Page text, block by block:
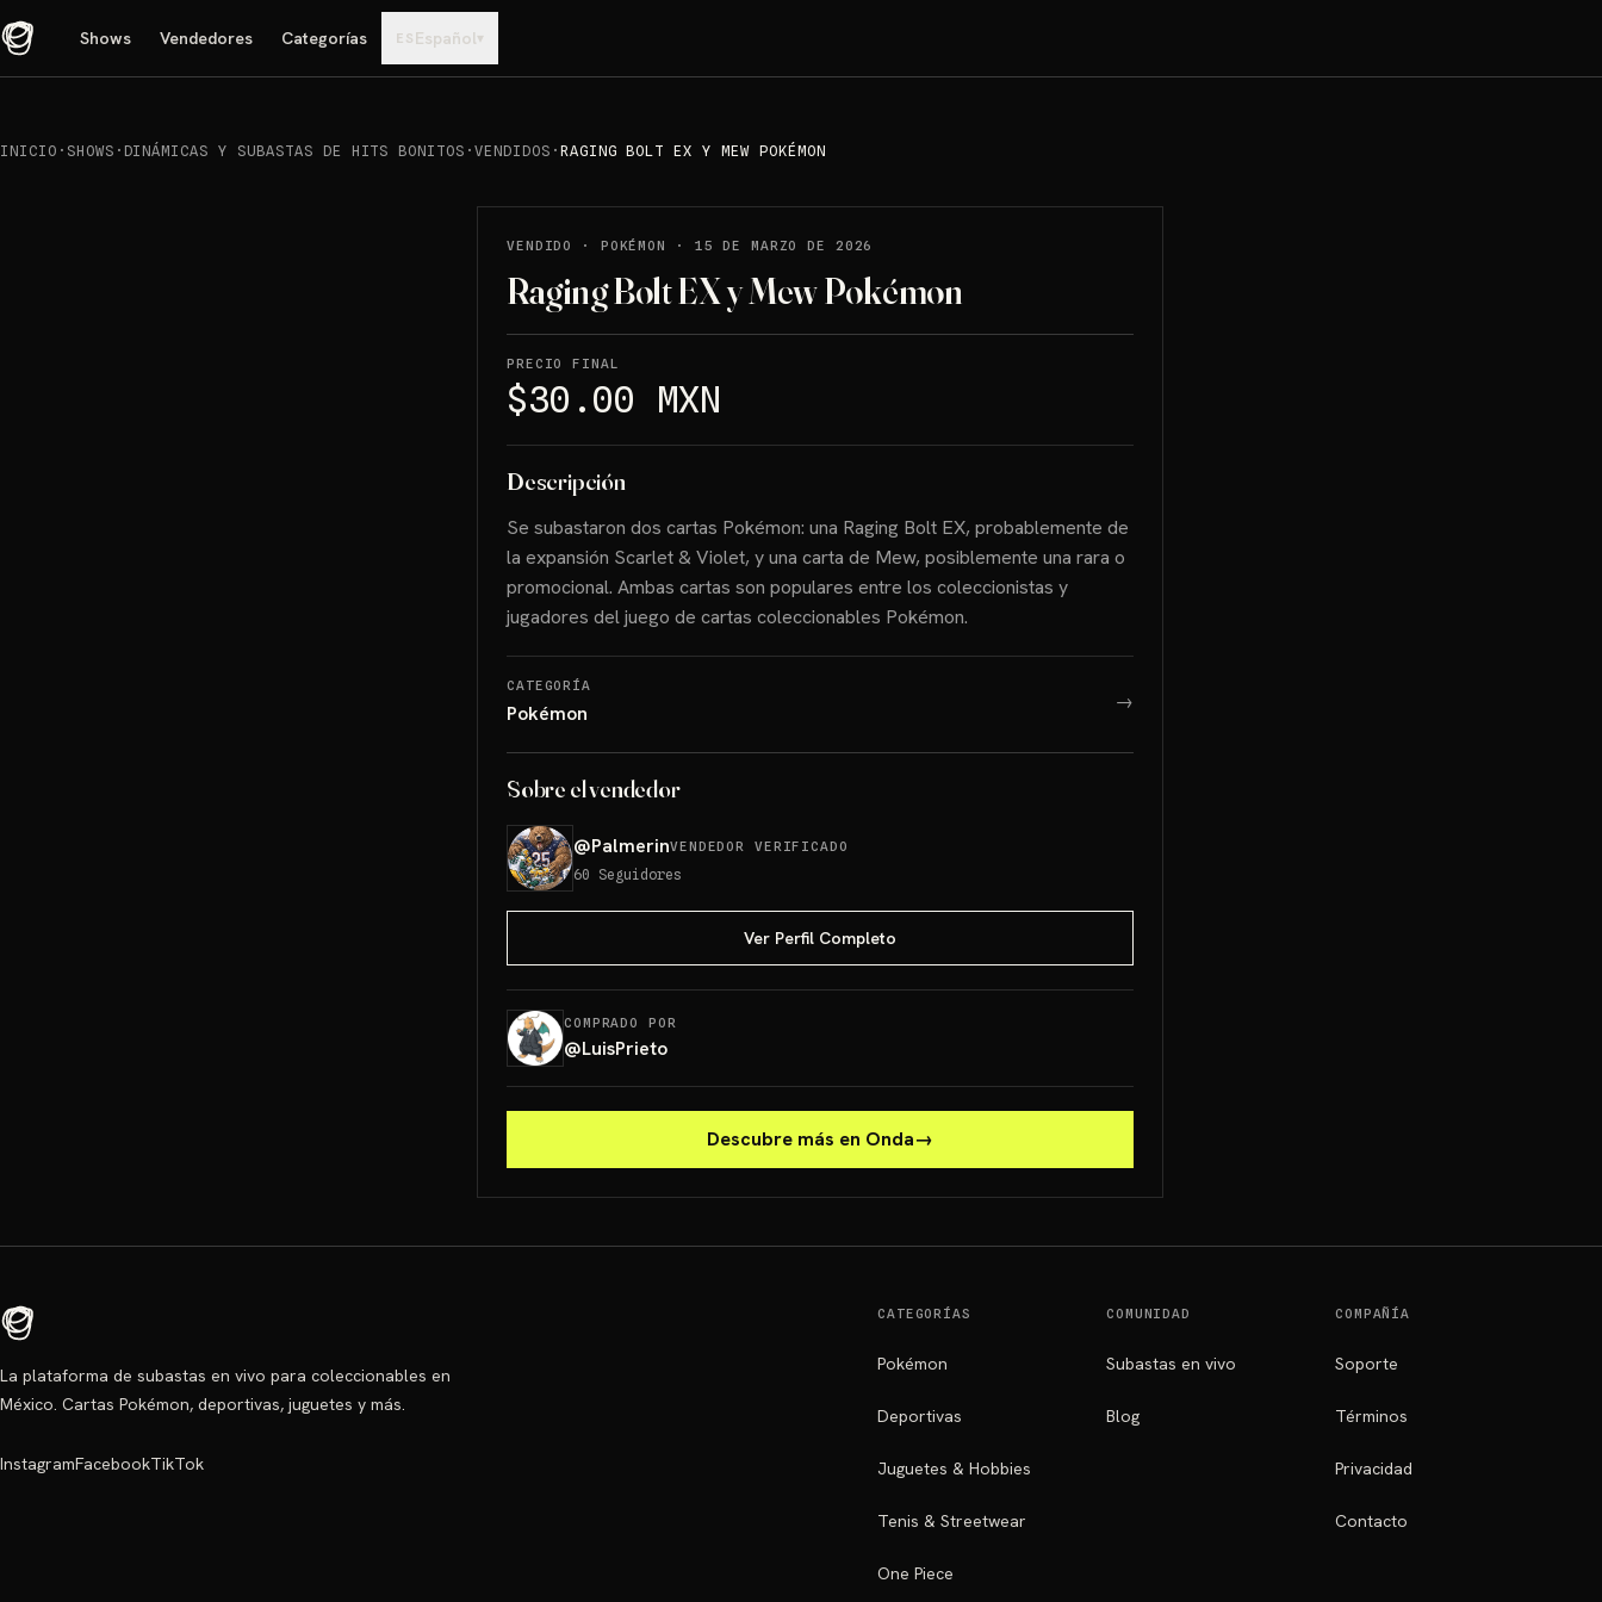
Shows Vendedores Categorías ES Español▾
INICIO · SHOWS · DINÁMICAS Y SUBASTAS DE HITS BONITOS ·VENDIDOS · RAGING BOLT EX Y MEW POKÉMON
VENDIDO · POKÉMON · 15 DE MARZO DE 2026
Raging Bolt EX y Mew Pokémon
PRECIO FINAL
$30.00 MXN
Descripción
Se subastaron dos cartas Pokémon: una Raging Bolt EX, probablemente de
la expansión Scarlet & Violet, y una carta de Mew, posiblemente una rara o
promocional. Ambas cartas son populares entre los coleccionistas y
jugadores del juego de cartas coleccionables Pokémon.
CATEGORÍA
Pokémon →
Sobre el vendedor
@PalmerinVENDEDOR VERIFICADO
60 Seguidores
Ver Perfil Completo
COMPRADO POR
@LuisPrieto
Descubre más en Onda→
La plataforma de subastas en vivo para coleccionables en
México. Cartas Pokémon, deportivas, juguetes y más.
InstagramFacebookTikTok
CATEGORÍAS
Pokémon
Deportivas
Juguetes & Hobbies
Tenis & Streetwear
One Piece
COMUNIDAD
Subastas en vivo
Blog
COMPAÑÍA
Soporte
Términos
Privacidad
Contacto